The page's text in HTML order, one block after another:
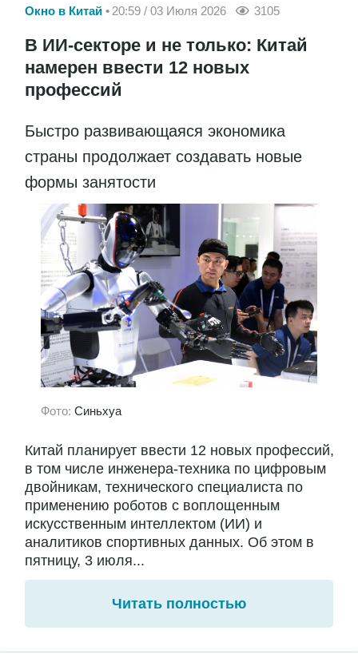
Окно в Китай 20:59 / 03 Июля 2026 3105
В ИИ-секторе и не только: Китай
намерен ввести 12 новых
профессий
Быстро развивающаяся экономика
страны продолжает создавать новые
формы занятости
Фото: Синьхуа
Китай планирует ввести 12 новых профессий,
в том числе инженера-техника по цифровым
двойникам, технического специалиста по
применению роботов с воплощенным
искусственным интеллектом (ИИ) и
аналитиков спортивных данных. Об этом в
пятницу, 3 июля...
Читать полностью